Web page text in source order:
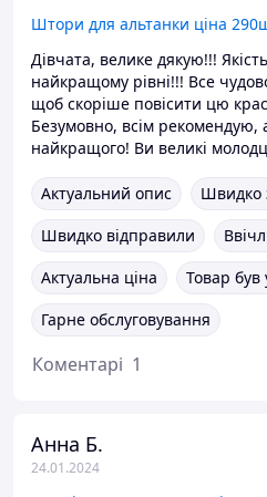
Дівчата, велике дякую!!!
найкращому рівні!!! Все
щоб скоріше повісити цю
Безумовно, всім рекомендую,
найкращого! Ви великі
Актуальний опис
Швидко
Швидко відправили
Актуальна ціна
Товар був
Гарне обслуговування
Коментарі 1
Анна Б.
24.01.2024